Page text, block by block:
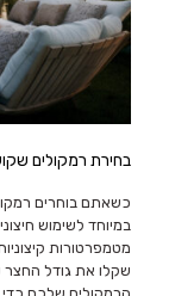
בחירת רמקולים
כשאתם בוחרים
במיוחד לשימוש
מטמפרטורות
שקלו את גודל החצר